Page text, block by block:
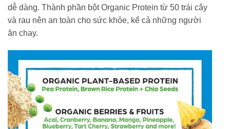
dễ dàng. Thành phần bột Organic Protein từ 50 trái cây
và rau nên an toàn cho sức khỏe, kể cả những người
ăn chay.